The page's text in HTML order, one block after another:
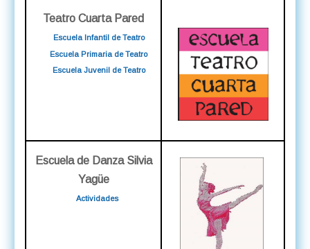
Teatro Cuarta Pared
Escuela Infantil de Teatro
Escuela Primaria de Teatro
Escuela Juvenil de Teatro
Escuela de Danza Silvia
Yagüe
Actividades